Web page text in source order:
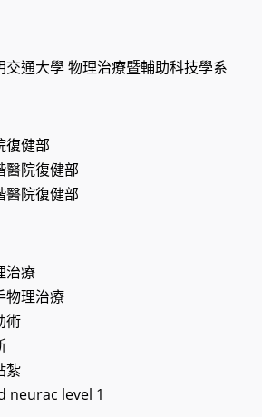
交通大學 物理治療暨輔助科技學系
復健部
醫院復健部
醫院復健部
治療
物理治療
術
紮
neurac level 1